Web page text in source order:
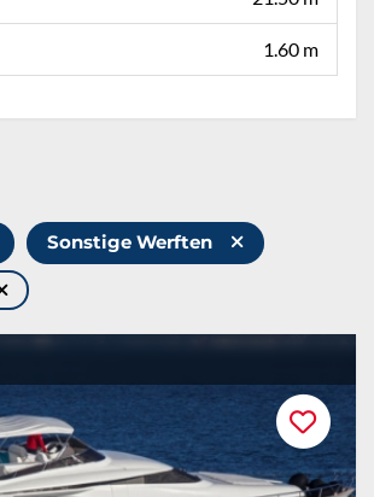
1.60 m
Sonstige Werften